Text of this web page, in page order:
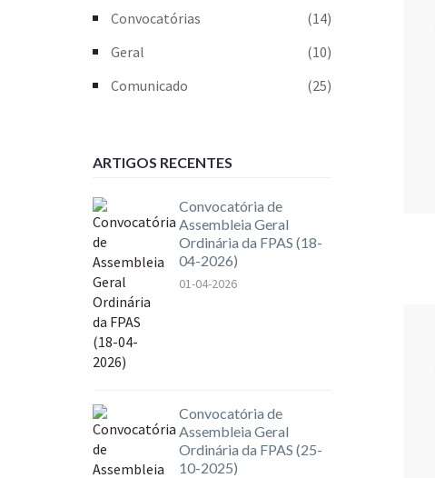
Convocatórias
(14)
Geral
(10)
Comunicado
(25)
ARTIGOS RECENTES
Convocatória de
Assembleia Geral
Ordinária da FPAS (18-
04-2026)
01-04-2026
Convocatória de
Assembleia Geral
Ordinária da FPAS (25-
10-2025)